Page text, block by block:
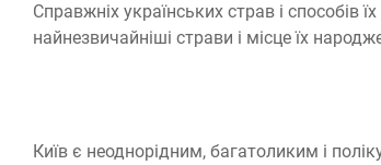
Справжніх українських страв і способів
найнезвичайніші страви і місце їх
Київ є неоднорідним, багатоликим і